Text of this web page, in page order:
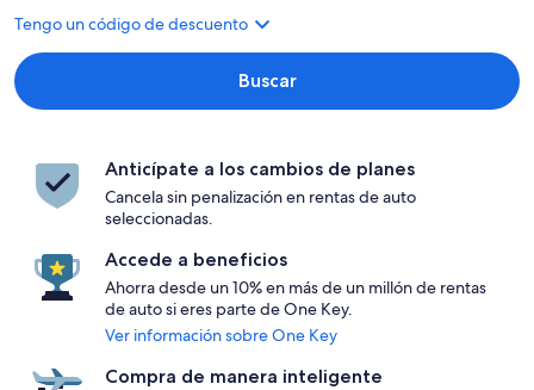
Tengo un código de descuento
Buscar
Anticípate a los cambios de planes
Cancela sin penalización en rentas de auto
seleccionadas.
Accede a beneficios
Ahorra desde un 10% en más de un millón de rentas
de auto si eres parte de One Key.
Ver información sobre One Key
Compra de manera inteligente